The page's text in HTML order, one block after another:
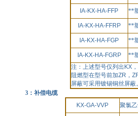
IA-KX-HA-FFP **
IA-KX-HA-FFRP **
IA-KX-HA-FGP **
IA-KX-HA-FGRP
**
注：上述型号仅列出 KX
阻燃型在型号前加ZR ，
屏蔽可采用镀锡铜丝屏蔽
3：补偿电缆
KX-GA-VVP
聚氯